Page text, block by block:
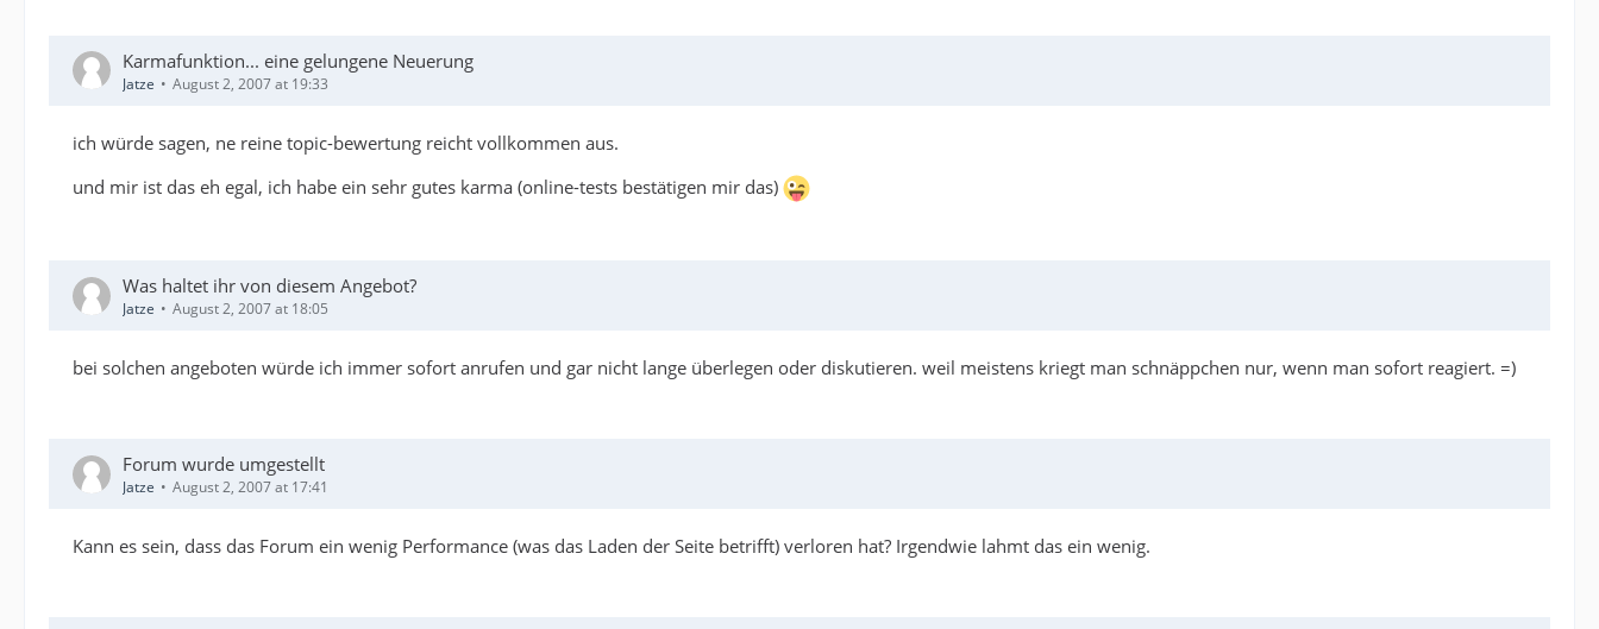
Karmafunktion... eine gelungene Neuerung
Jatze August 2, 2007 at 19:33
ich würde sagen, ne reine topic-bewertung reicht vollkommen aus.
und mir ist das eh egal, ich habe ein sehr gutes karma (online-tests bestätigen mir das)
Was haltet ihr von diesem Angebot?
Jatze August 2, 2007 at 18:05
bei solchen angeboten würde ich immer sofort anrufen und gar nicht lange überlegen oder diskutieren. weil meistens kriegt man schnäppchen nur, wenn man sofort reagiert. =)
Forum wurde umgestellt
Jatze August 2, 2007 at 17:41
Kann es sein, dass das Forum ein wenig Performance (was das Laden der Seite betrifft) verloren hat? Irgendwie lahmt das ein wenig.